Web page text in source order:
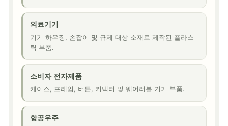
의료기기
기기 하우징, 손잡이 및 규제 대상 소재로 제작된 플라스
틱 부품.
소비자 전자제품
케이스, 프레임, 버튼, 커넥터 및 웨어러블 기기 부품.
항공우주